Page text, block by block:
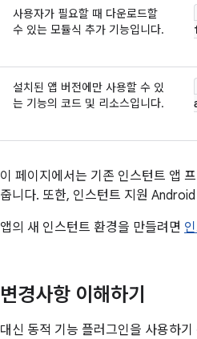
사용자가 필요할 때 다운로드할
수 있는 모듈식 추가 기능입니다.
설치된 앱 버전에만 사용할 수 있
는 기능의 코드 및 리소스입니다.
이 페이지에서는 기존 인스턴트 앱
줍니다. 또한, 인스턴트 지원
앱의 새 인스턴트 환경을 만들려면
변경사항 이해하기
대신 동적 기능 플러그인을 사용하